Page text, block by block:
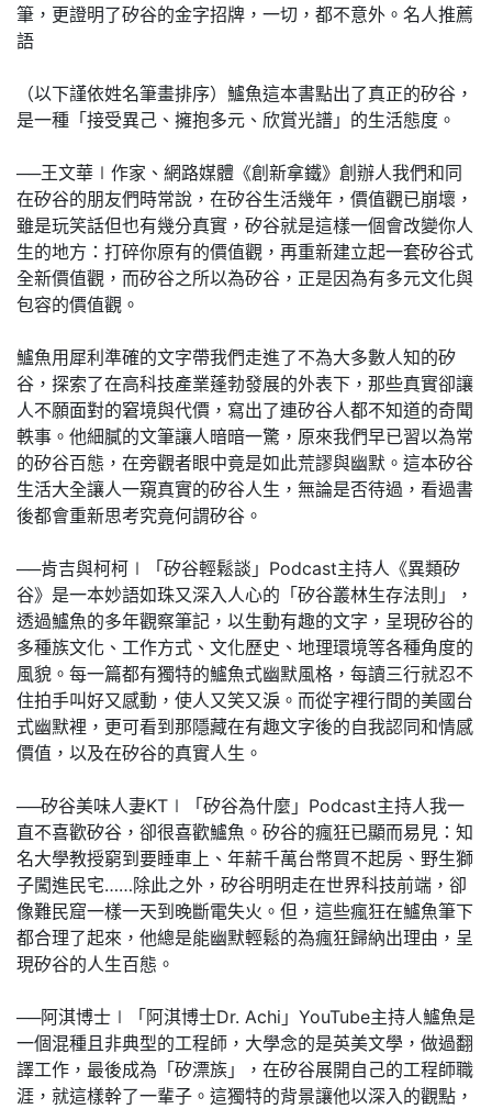
筆，更證明了矽谷的金字招牌，一切，都不意外。名人推薦
語
（以下謹依姓名筆畫排序）鱸魚這本書點出了真正的矽谷，
是一種「接受異己、擁抱多元、欣賞光譜」的生活態度。
──王文華∣作家、網路媒體《創新拿鐵》創辦人我們和同
在矽谷的朋友們時常說，在矽谷生活幾年，價值觀已崩壞，
雖是玩笑話但也有幾分真實，矽谷就是這樣一個會改變你人
生的地方：打碎你原有的價值觀，再重新建立起一套矽谷式
全新價值觀，而矽谷之所以為矽谷，正是因為有多元文化與
包容的價值觀。
鱸魚用犀利準確的文字帶我們走進了不為大多數人知的矽
谷，探索了在高科技產業蓬勃發展的外表下，那些真實卻讓
人不願面對的窘境與代價，寫出了連矽谷人都不知道的奇聞
軼事。他細膩的文筆讓人暗暗一驚，原來我們早已習以為常
的矽谷百態，在旁觀者眼中竟是如此荒謬與幽默。這本矽谷
生活大全讓人一窺真實的矽谷人生，無論是否待過，看過書
後都會重新思考究竟何謂矽谷。
──肯吉與柯柯∣「矽谷輕鬆談」Podcast主持人《異類矽
谷》是一本妙語如珠又深入人心的「矽谷叢林生存法則」，
透過鱸魚的多年觀察筆記，以生動有趣的文字，呈現矽谷的
多種族文化、工作方式、文化歷史、地理環境等各種角度的
風貌。每一篇都有獨特的鱸魚式幽默風格，每讀三行就忍不
住拍手叫好又感動，使人又笑又淚。而從字裡行間的美國台
式幽默裡，更可看到那隱藏在有趣文字後的自我認同和情感
價值，以及在矽谷的真實人生。
──矽谷美味人妻KT∣「矽谷為什麼」Podcast主持人我一
直不喜歡矽谷，卻很喜歡鱸魚。矽谷的瘋狂已顯而易見：知
名大學教授窮到要睡車上、年薪千萬台幣買不起房、野生獅
子闖進民宅……除此之外，矽谷明明走在世界科技前端，卻
像難民窟一樣一天到晚斷電失火。但，這些瘋狂在鱸魚筆下
都合理了起來，他總是能幽默輕鬆的為瘋狂歸納出理由，呈
現矽谷的人生百態。
──阿淇博士∣「阿淇博士Dr. Achi」YouTube主持人鱸魚是
一個混種且非典型的工程師，大學念的是英美文學，做過翻
譯工作，最後成為「矽漂族」，在矽谷展開自己的工程師職
涯，就這樣幹了一輩子。這獨特的背景讓他以深入的觀點，